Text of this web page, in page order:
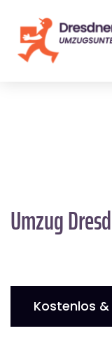
Umzug
Kostenlos